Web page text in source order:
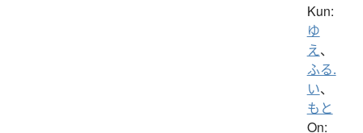
Kun:
ゆ
え、
ふる.
い、
もと
On: